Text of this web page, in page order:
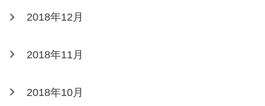
2018年12月
2018年11月
2018年10月